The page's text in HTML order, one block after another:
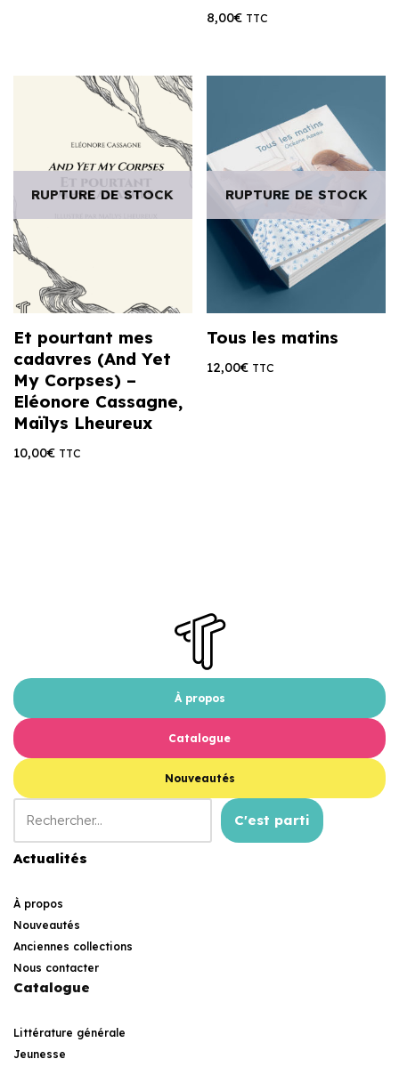
8,00€ TTC
RUPTURE DE STOCK
Et pourtant mes
cadavres (And Yet
My Corpses) –
Eléonore Cassagne,
Maïlys Lheureux
10,00€ TTC
RUPTURE DE STOCK
Tous les matins
12,00€ TTC
À propos
Catalogue
Nouveautés
C'est parti
Actualités
À propos
Nouveautés
Anciennes collections
Nous contacter
Catalogue
Littérature générale
Jeunesse